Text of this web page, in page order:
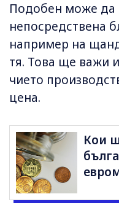
Подобен може да
непосредствена
например на
тя. Това ще важи
чието
цена.
Кои